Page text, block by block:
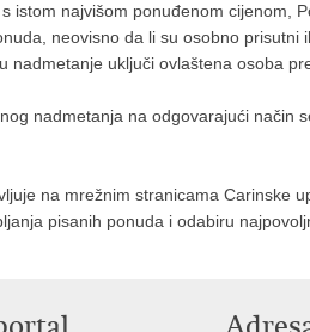
istom najvišom ponuđenom cijenom,
neovisno da li su osobno prisutni
nadmetanje uključi ovlaštena osoba
nadmetanja na odgovarajući način
na mrežnim stranicama Carinske
pisanih ponuda i odabiru